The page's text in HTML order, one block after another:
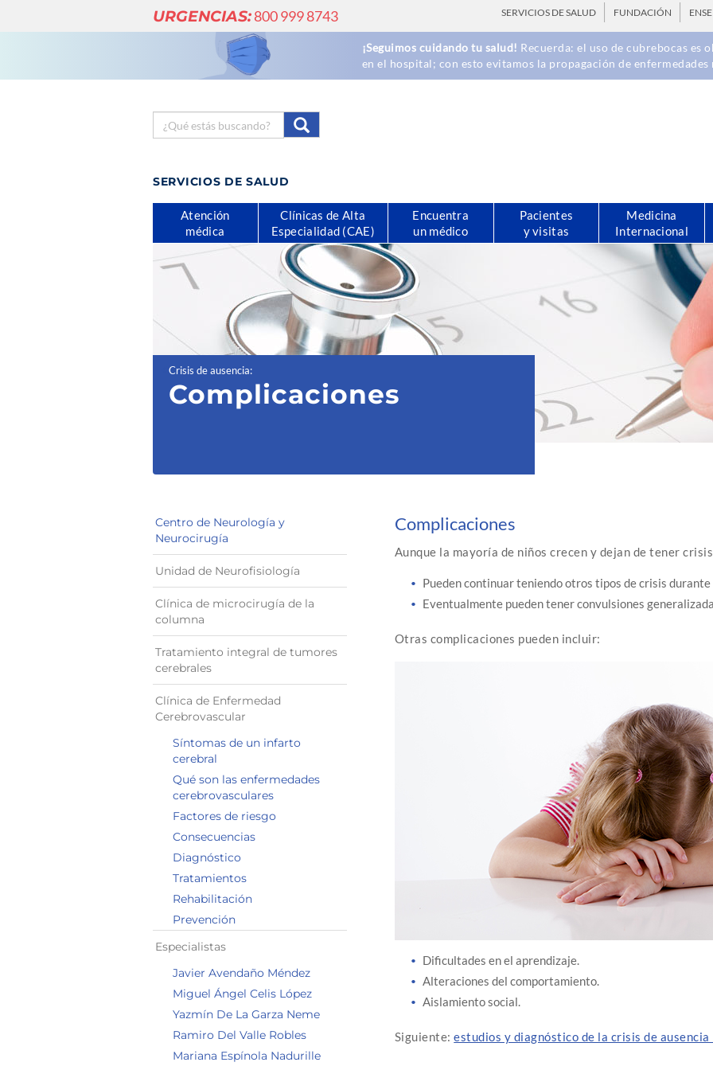
URGENCIAS:800 999 8743 SERVICIOS DE SALUD FUNDACIÓN
¡Seguimos cuidando tu salud! Recuerda: el uso de cubrebocas
en el hospital; con esto evitamos la propagación de
SERVICIOS DE SALUD
Atención
médica
Clínicas de Alta
Especialidad (CAE)
Encuentra
un médico
Pacientes
y visitas
Medicina
Internacional
Crisis de ausencia:
Complicaciones
Complicaciones
Aunque la mayoría de niños crecen y dejan de tener
Pueden continuar teniendo otros tipos de crisis
Eventualmente pueden tener convulsiones
Otras complicaciones pueden incluir:
Dificultades en el aprendizaje.
Alteraciones del comportamiento.
Aislamiento social.
Siguiente:estudios y diagnóstico de la crisis de
Centro de Neurología y
Neurocirugía
Unidad de Neurofisiología
Clínica de microcirugía de la
columna
Tratamiento integral de tumores
cerebrales
Clínica de Enfermedad
Cerebrovascular
Síntomas de un infarto
cerebral
Qué son las enfermedades
cerebrovasculares
Factores de riesgo
Consecuencias
Diagnóstico
Tratamientos
Rehabilitación
Prevención
Especialistas
Javier Avendaño Méndez
Miguel Ángel Celis López
Yazmín De La Garza Neme
Ramiro Del Valle Robles
Mariana Espínola Nadurille